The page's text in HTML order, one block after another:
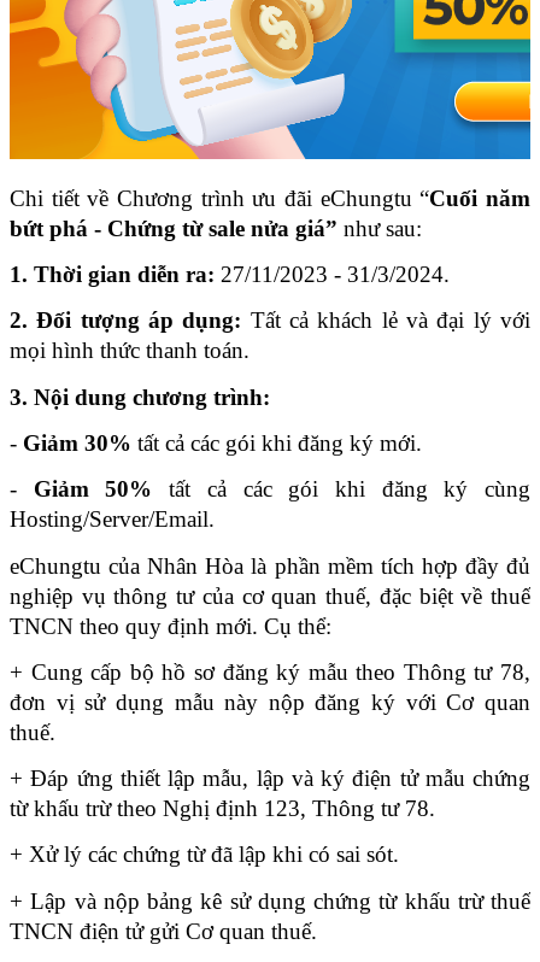
Chi tiết về Chương trình ưu đãi eChungtu “Cuối năm
bứt phá - Chứng từ sale nửa giá” như sau:
1. Thời gian diễn ra: 27/11/2023 - 31/3/2024.
2. Đối tượng áp dụng: Tất cả khách lẻ và đại lý với
mọi hình thức thanh toán.
3. Nội dung chương trình:
- Giảm 30% tất cả các gói khi đăng ký mới.
- Giảm 50% tất cả các gói khi đăng ký cùng
Hosting/Server/Email.
eChungtu của Nhân Hòa là phần mềm tích hợp đầy đủ
nghiệp vụ thông tư của cơ quan thuế, đặc biệt về thuế
TNCN theo quy định mới. Cụ thể:
+ Cung cấp bộ hồ sơ đăng ký mẫu theo Thông tư 78,
đơn vị sử dụng mẫu này nộp đăng ký với Cơ quan
thuế.
+ Đáp ứng thiết lập mẫu, lập và ký điện tử mẫu chứng
từ khấu trừ theo Nghị định 123, Thông tư 78.
+ Xử lý các chứng từ đã lập khi có sai sót.
+ Lập và nộp bảng kê sử dụng chứng từ khấu trừ thuế
TNCN điện tử gửi Cơ quan thuế.